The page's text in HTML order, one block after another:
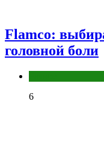
Flamco:
головной боли
6